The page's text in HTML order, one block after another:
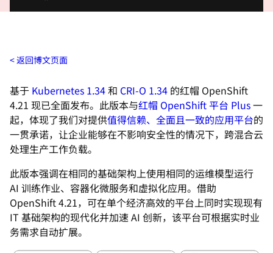
返回博文页面
基于 Kubernetes 1.34和 CRI-O 1.34 的红帽 OpenShift
4.21 现已全面发布。此版本与红帽 OpenShift 平台 Plus一
起，体现了我们对提供值得信赖、全面且一致的应用平台的
一贯承诺，让企业能够在不影响安全性的情况下，跨混合云
处理生产工作负载。
此版本强调在相同的基础架构上使用相同的运维模型运行
AI 训练作业、容器化微服务和虚拟化应用。借助
OpenShift 4.21，可在单个经济高效的平台上同时实现现有
IT 基础架构的现代化并加速 AI 创新，该平台可根据实时业
务需求自动扩展。